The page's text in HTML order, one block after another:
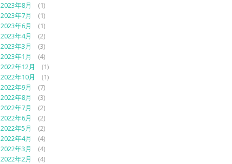
2023年8月
(1)
2023年7月
(1)
2023年6月
(1)
2023年4月
(2)
2023年3月
(3)
2023年1月
(4)
2022年12月
(1)
2022年10月
(1)
2022年9月
(7)
2022年8月
(3)
2022年7月
(2)
2022年6月
(2)
2022年5月
(2)
2022年4月
(4)
2022年3月
(4)
2022年2月
(4)